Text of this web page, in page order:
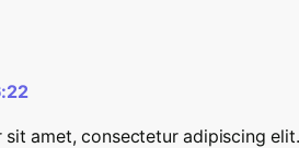
amet, consectetur adipiscing